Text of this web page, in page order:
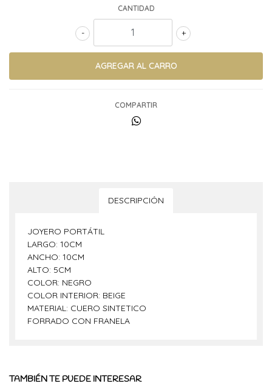
CANTIDAD
+
-
COMPARTIR
DESCRIPCIÓN
JOYERO PORTÁTIL
LARGO: 10CM
ANCHO: 10CM
ALTO: 5CM
COLOR: NEGRO
COLOR INTERIOR: BEIGE
MATERIAL: CUERO SINTETICO
FORRADO CON FRANELA
TAMBIÉN TE PUEDE INTERESAR